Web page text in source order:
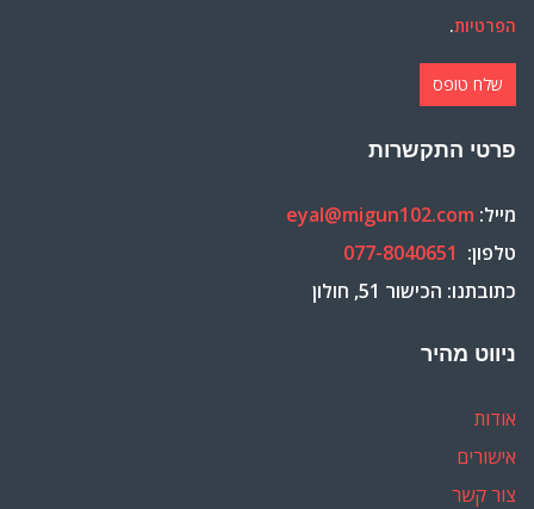
הפרטיות.
פרטי התקשרות
מייל: eyal@migun102.com
טלפון: 077-8040651
כתובתנו: הכישור 51, חולון
ניווט מהיר
אודות
אישורים
צור קשר